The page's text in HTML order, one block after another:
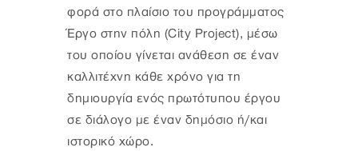
φορά στο πλαίσιο του προγράμματος
Έργο στην πόλη (City Project), μέσω
του οποίου γίνεται ανάθεση σε έναν
καλλιτέχνη κάθε χρόνο για τη
δημιουργία ενός πρωτότυπου έργου
σε διάλογο με έναν δημόσιο ή/και
ιστορικό χώρο.